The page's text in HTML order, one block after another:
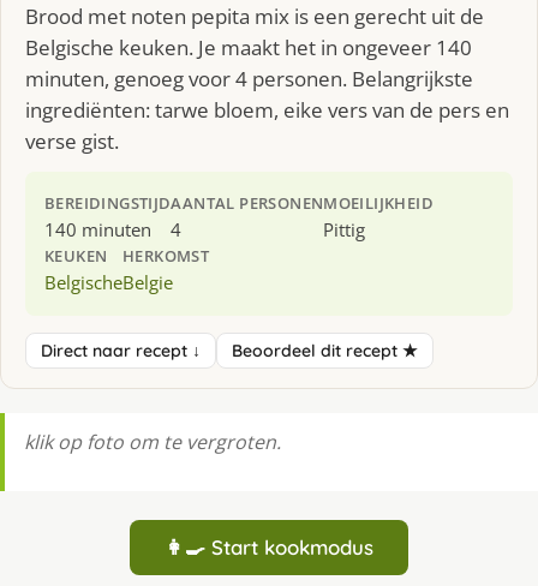
Brood met noten pepita mix is een gerecht uit de
Belgische keuken. Je maakt het in ongeveer 140
minuten, genoeg voor 4 personen. Belangrijkste
ingrediënten: tarwe bloem, eike vers van de pers en
verse gist.
BEREIDINGSTIJD
140 minuten
AANTAL PERSONEN
4
MOEILIJKHEID
Pittig
KEUKEN
Belgische
HERKOMST
Belgie
Direct naar recept ↓ Beoordeel dit recept ★
klik op foto om te vergroten.
👩‍🍳 Start kookmodus